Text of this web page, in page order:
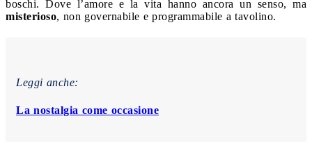
boschi. Dove l’amore e la vita hanno ancora un senso, ma
misterioso, non governabile e programmabile a tavolino.
Leggi anche:
La nostalgia come occasione